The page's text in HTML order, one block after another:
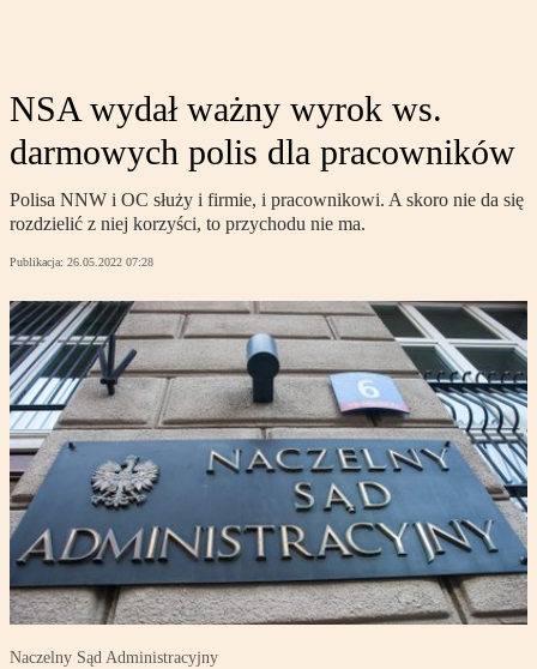
NSA wydał ważny wyrok ws.
darmowych polis dla pracowników
Polisa NNW i OC służy i firmie, i pracownikowi. A skoro nie da się
rozdzielić z niej korzyści, to przychodu nie ma.
Publikacja: 26.05.2022 07:28
Naczelny Sąd Administracyjny